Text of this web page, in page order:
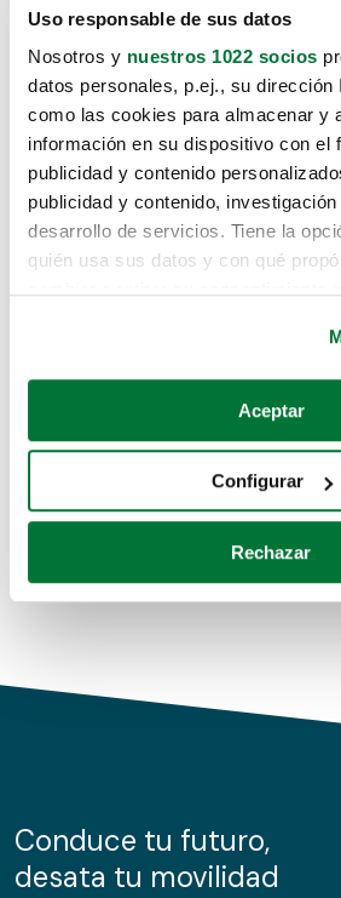
Uso responsable de sus datos
Nosotros y nuestros 1022 socios
datos personales, p.ej., su dirección
como las cookies para almacenar y
información en su dispositivo con el
publicidad y contenido
publicidad y contenido,
desarrollo de servicios. Tiene la
quién usa sus datos y con qué
Si lo permite, también quisiéramos:
Recopilar información sobre su
Identificar su dispositivo
para buscar características
Obtenga más información sobre
de cookies.
información sobre el uso que haga
nuestros partners de redes sociales,
Aceptar
Configurar
Rechazar
Lo sentimos, no
te hemos traido
Pero puedes encontrar el coche
buscando en alguno de estos
Coches de segunda mano
Coches de km0
Conduce tu futuro,
desata tu movilidad